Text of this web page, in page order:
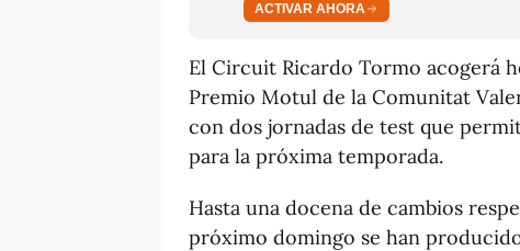
ACTIVAR AHORA
El Circuit Ricardo Tormo acogerá
Premio Motul de la Comunitat
con dos jornadas de test que
para la próxima temporada.
Hasta una docena de cambios
próximo domingo se han